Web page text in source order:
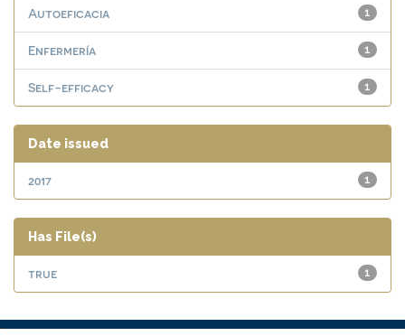
1
Autoeficacia
1
Enfermería
1
Self-efficacy
Date issued
1
2017
Has File(s)
1
true